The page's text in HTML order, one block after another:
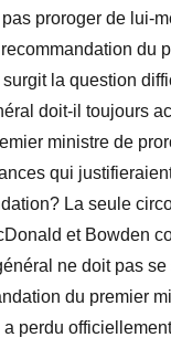
proroger de lui-
du
surgit la question
doit-il toujours
ministre de
qui
La seule
et Bowden
ne doit pas
du premier
a perdu